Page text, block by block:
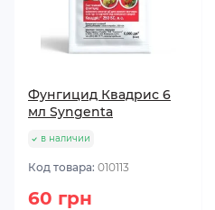
Фунгицид Квадрис 6
мл Syngenta
в наличии
Код товара: 010113
60 грн